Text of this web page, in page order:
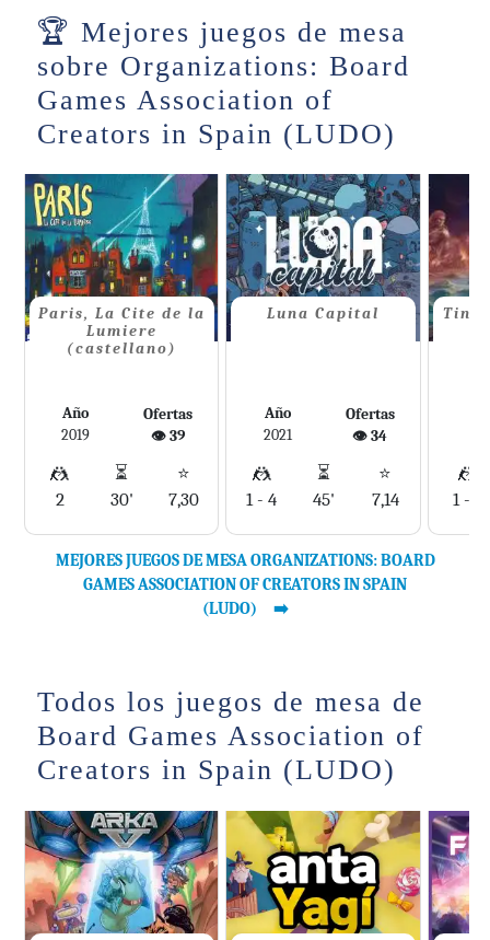
Mejores juegos de mesa
sobre Organizations: Board
Games Association of
Creators in Spain (LUDO)
Paris, La Cite de la
Lumiere
(castellano)
Año
2019
Ofertas
👁️ 39
🤼
2
⏳
30'
⭐
7,30
Luna Capital
Año
2021
Ofertas
👁️ 34
🤼
1 - 4
⏳
45'
⭐
7,14
🤼
1 - 4
MEJORES JUEGOS DE MESA ORGANIZATIONS: BOARD
GAMES ASSOCIATION OF CREATORS IN SPAIN
(LUDO)
Todos los juegos de mesa de
Board Games Association of
Creators in Spain (LUDO)